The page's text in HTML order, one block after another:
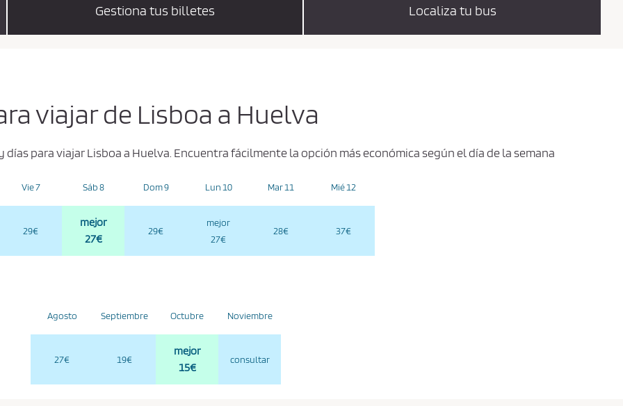
Gestiona tus billetes Localiza tu bus
viajar de Lisboa a Huelva
para viajar Lisboa a Huelva. Encuentra fácilmente la opción más económica según el día de la semana
Vie 7
29€
Sáb 8
mejor
27€
Dom 9
29€
Lun 10
mejor
27€
Mar 11
28€
Mié 12
37€
Agosto
27€
Septiembre
19€
Octubre
mejor
15€
Noviembre
consultar